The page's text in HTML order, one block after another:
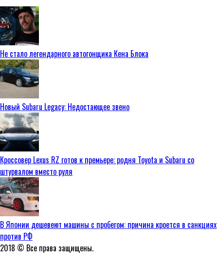
Не стало легендарного автогонщика Кена Блока
Новый Subaru Legacy: Недостающее звено
Кроссовер Lexus RZ готов к премьере: родня Toyota и Subaru со
штурвалом вместо руля
В Японии дешевеют машины с пробегом: причина кроется в санкциях
против РФ
2018 © Все права защищены.